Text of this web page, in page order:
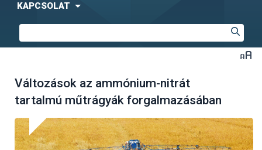
KAPCSOLAT
Változások az ammónium-nitrát
tartalmú műtrágyák forgalmazásában